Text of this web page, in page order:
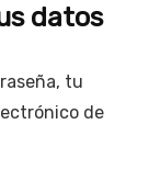
datos
tu
de